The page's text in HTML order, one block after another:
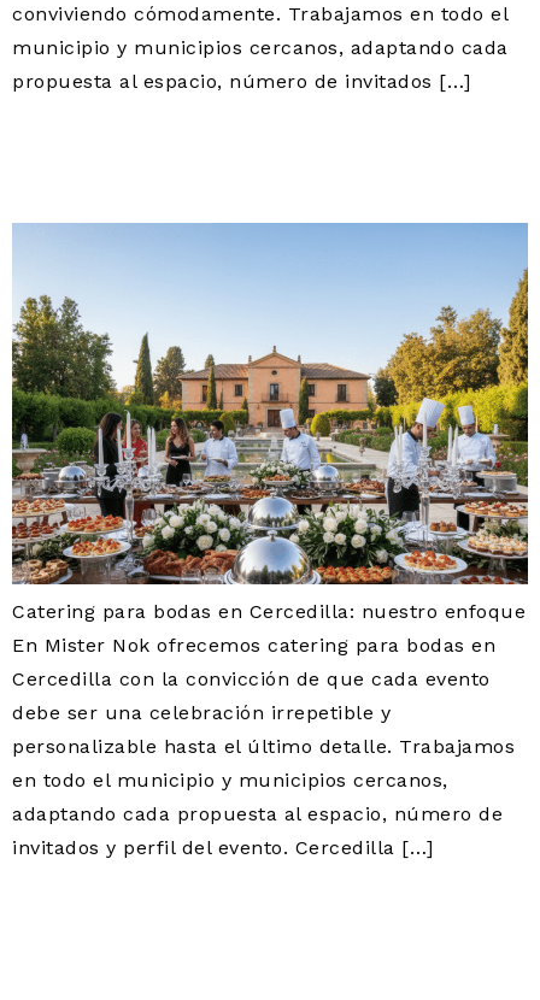
conviviendo cómodamente. Trabajamos en todo el
municipio y municipios cercanos, adaptando cada
propuesta al espacio, número de invitados […]
Catering para bodas en Cercedilla: nuestro enfoque
En Mister Nok ofrecemos catering para bodas en
Cercedilla con la convicción de que cada evento
debe ser una celebración irrepetible y
personalizable hasta el último detalle. Trabajamos
en todo el municipio y municipios cercanos,
adaptando cada propuesta al espacio, número de
invitados y perfil del evento. Cercedilla […]